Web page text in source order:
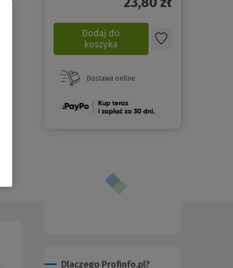
Dodaj do
koszyka
Dostawa online
(Nowe
Dlaczego Profinfo.pl?